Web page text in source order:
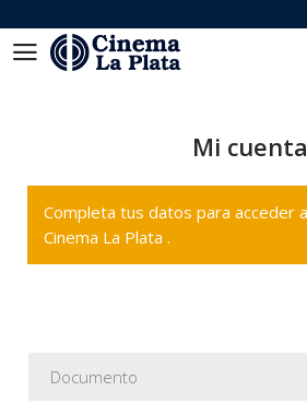
Mi cuenta
Completa tus datos para acceder
Cinema La Plata .